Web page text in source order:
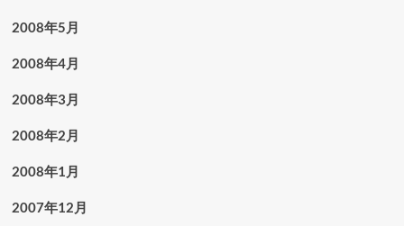
2008年5月
2008年4月
2008年3月
2008年2月
2008年1月
2007年12月